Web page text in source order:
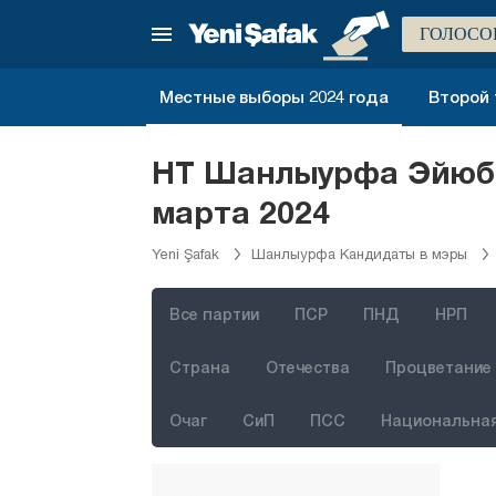
Местные выборы 2024 года Второй
НТ Шанлыурфа
марта 2024
Yeni Şafak Шанлыурфа Кандидаты в мэры
Все партии ПСР ПНД НРП
Страна Отечества Процветание
Очаг СиП ПСС
Маниса
Невшехир
Орду
Сакарья